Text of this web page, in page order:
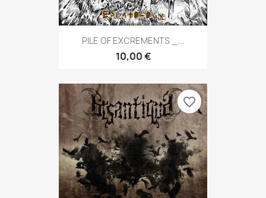
PILE OF EXCREMENTS _...
10,00 €
favorite_border